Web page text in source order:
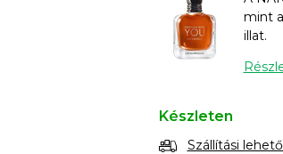
mint a
illat.
Készleten
Szállítási